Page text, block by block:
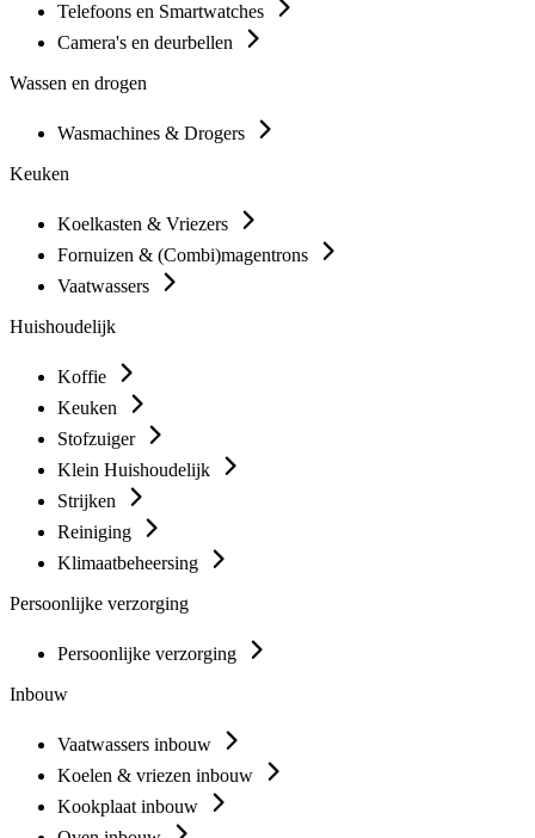
Telefoons en Smartwatches
Camera's en deurbellen
Wassen en drogen
Wasmachines & Drogers
Keuken
Koelkasten & Vriezers
Fornuizen & (Combi)magentrons
Vaatwassers
Huishoudelijk
Koffie
Keuken
Stofzuiger
Klein Huishoudelijk
Strijken
Reiniging
Klimaatbeheersing
Persoonlijke verzorging
Persoonlijke verzorging
Inbouw
Vaatwassers inbouw
Koelen & vriezen inbouw
Kookplaat inbouw